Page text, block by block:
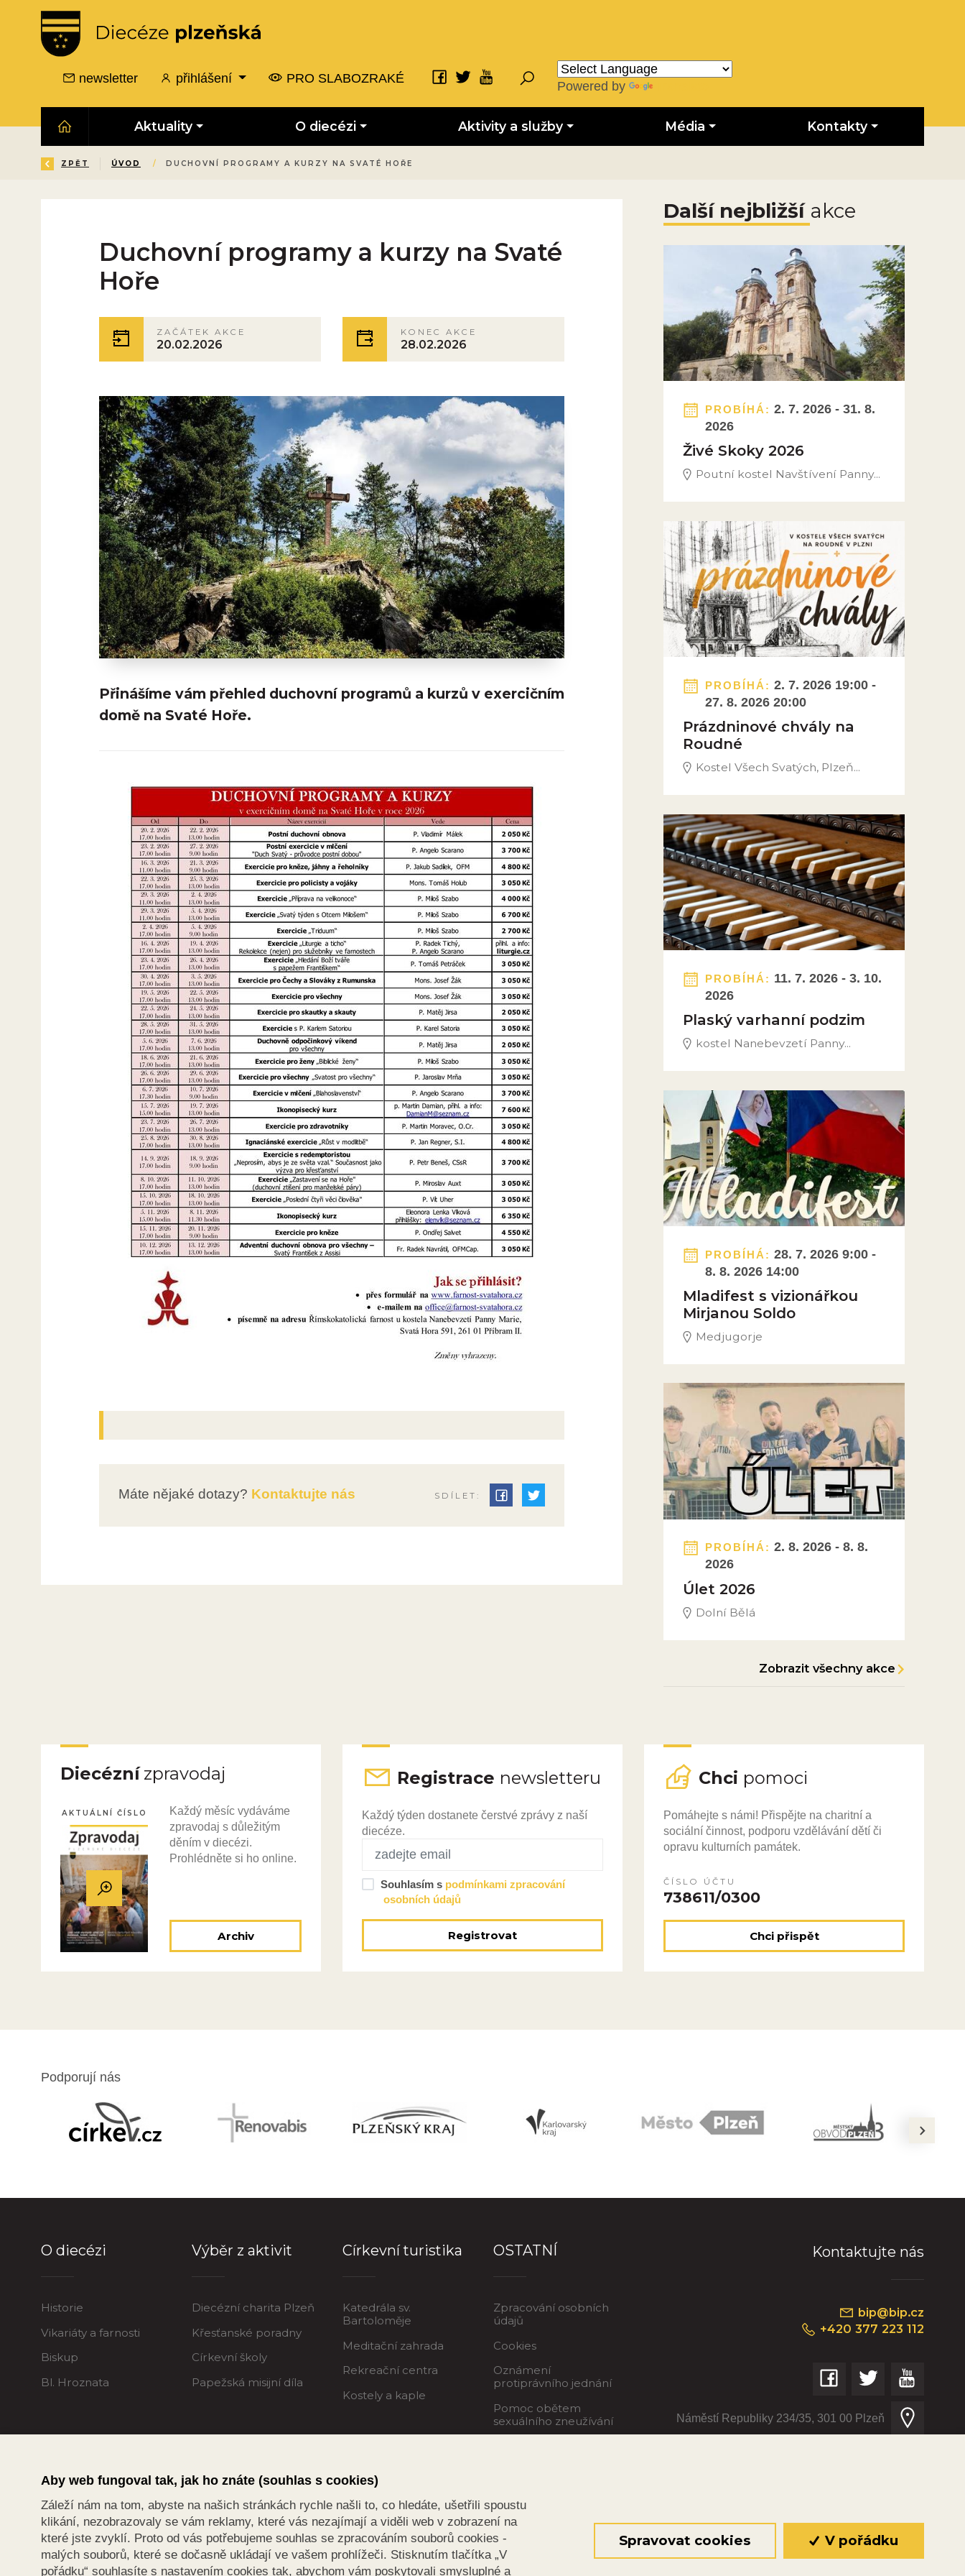
newsletter přihlášení PRO SLABOZRAKÉ
Powered by
Aktuality O diecézi Aktivity a služby Média Kontakty
ZPĚT ÚVOD / DUCHOVNÍ PROGRAMY A KURZY NA SVATÉ HOŘE
Duchovní programy a kurzy na Svaté
Hoře
ZAČÁTEK AKCE
20.02.2026
KONEC AKCE
28.02.2026
Přinášíme vám přehled duchovní programů a kurzů v exercičním
domě na Svaté Hoře.
Máte nějaké dotazy? Kontaktujte nás SDÍLET:
Další nejbližší akce
PROBÍHÁ: 2. 7. 2026 - 31. 8.
2026
Živé Skoky 2026
Poutní kostel Navštívení Panny...
Obrázek novinky
PROBÍHÁ: 2. 7. 2026 19:00 -
27. 8. 2026 20:00
Prázdninové chvály na
Roudné
Kostel Všech Svatých, Plzeň...
Obrázek novinky
PROBÍHÁ: 11. 7. 2026 - 3. 10.
2026
Plaský varhanní podzim
kostel Nanebevzetí Panny...
Obrázek novinky
PROBÍHÁ: 28. 7. 2026 9:00 -
8. 8. 2026 14:00
Mladifest s vizionářkou
Mirjanou Soldo
Medjugorje
Obrázek novinky
PROBÍHÁ: 2. 8. 2026 - 8. 8.
2026
Úlet 2026
Dolní Bělá
Zobrazit všechny akce
Diecéznízpravodaj
AKTUÁLNÍ ČÍSLO
Každý měsíc vydáváme
zpravodaj s důležitým
děním v diecézi.
Prohlédněte si ho online.
Archiv
Registrace newsletteru
Každý týden dostanete čerstvé zprávy z naší
diecéze.
Souhlasím s podmínkami zpracování
osobních údajů
Registrovat
Chci pomoci
Pomáhejte s námi! Přispějte na charitní a
sociální činnost, podporu vzdělávání dětí či
opravu kulturních památek.
ČÍSLO ÚČTU
738611/0300
Chci přispět
Podporují nás
next
O diecézi
Historie
Vikariáty a farnosti
Biskup
Bl. Hroznata
Výběr z aktivit
Diecézní charita Plzeň
Křesťanské poradny
Církevní školy
Papežská misijní díla
Církevní turistika
Katedrála sv.
Bartoloměje
Meditační zahrada
Rekreační centra
Kostely a kaple
OSTATNÍ
Zpracování osobních
údajů
Cookies
Oznámení
protiprávního jednání
Pomoc obětem
sexuálního zneužívání
Kontaktujte nás
bip@bip.cz
+420 377 223 112
Náměstí Republiky 234/35, 301 00 Plzeň
© 2026 Oficiální stránky Plzeňské diecéze ©dmpCMS
Aby web fungoval tak, jak ho znáte (souhlas s cookies)
Záleží nám na tom, abyste na našich stránkách rychle našli to, co hledáte, ušetřili spoustu
klikání, nezobrazovaly se vám reklamy, které vás nezajímají a viděli web v zobrazení na
které jste zvyklí. Proto od vás potřebujeme souhlas se zpracováním souborů cookies -
malých souborů, které se dočasně ukládají ve vašem prohlížeči. Stisknutím tlačítka „V
pořádku“ souhlasíte s nastavením cookies tak, abychom vám poskytovali smysluplné a
Spravovat cookies V pořádku